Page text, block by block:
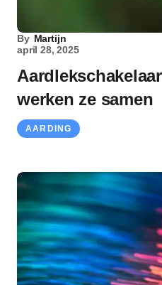
By Martijn
april 28, 2025
werken ze samen
AARDING